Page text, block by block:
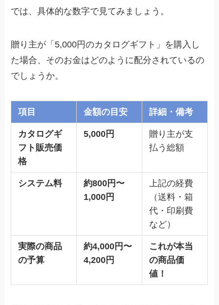
では、具体的な数字で見てみましょう。
贈り主が「5,000円のカタログギフト」を購入し
た場合、そのお金はどのように配分されているの
でしょうか。
項目 金額の目安 詳細・備考
カタログギ
フト販売価
格
5,000円
贈り主が支
払う総額
システム料
約800円〜
1,000円
上記の経費
（送料・箱
代・印刷費
など）
実際の商品
の予算
約4,000円〜
4,200円
これが本当
の商品価
値！